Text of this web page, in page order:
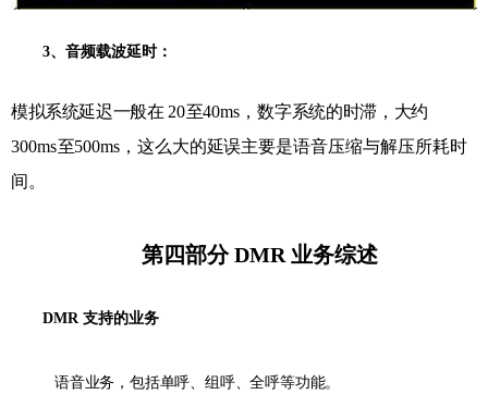
3、音频载波延时：
模拟系统延迟一般在 20至40ms，数字系统的时滞，大约
300ms至500ms，这么大的延误主要是语音压缩与解压所耗时
间。
第四部分 DMR 业务综述
DMR支持的业务
语音业务，包括单呼、组呼、全呼等功能。